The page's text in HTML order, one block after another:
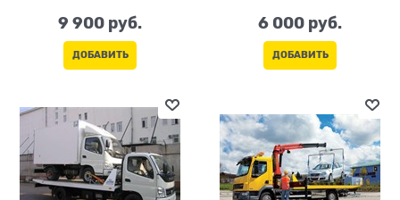
9 900 руб.
ДОБАВИТЬ
6 000 руб.
ДОБАВИТЬ